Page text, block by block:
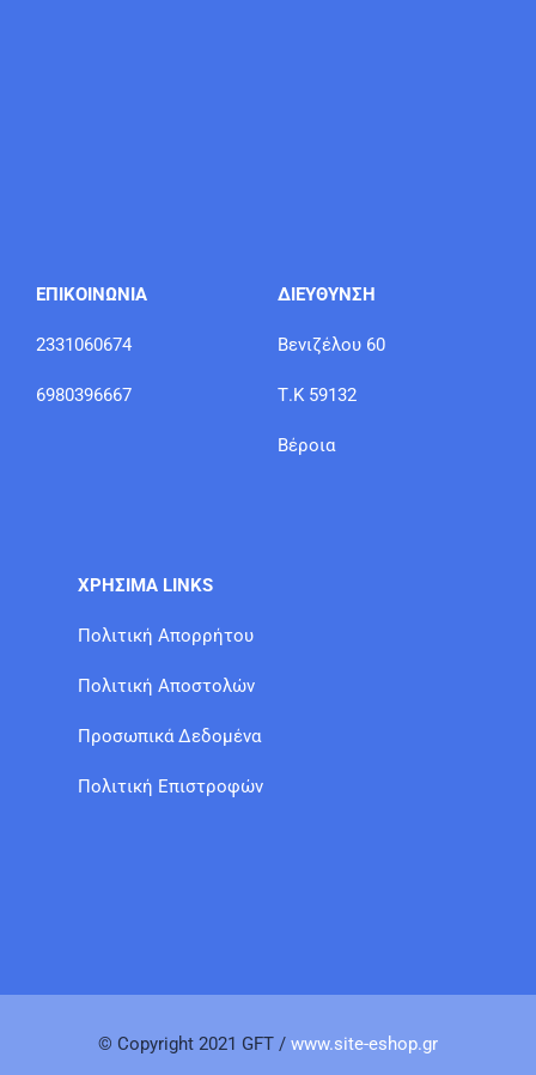
ΕΠΙΚΟΙΝΩΝΙΑ
2331060674
6980396667
ΔΙΕΥΘΥΝΣΗ
Βενιζέλου 60
Τ.Κ 59132
Βέροια
ΧΡΗΣΙΜΑ LINKS
Πολιτική Απορρήτου
Πολιτική Αποστολών
Προσωπικά Δεδομένα
Πολιτική Επιστροφών
© Copyright 2021 GFT / www.site-eshop.gr